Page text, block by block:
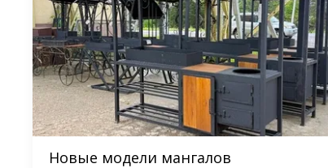
Новые модели мангалов